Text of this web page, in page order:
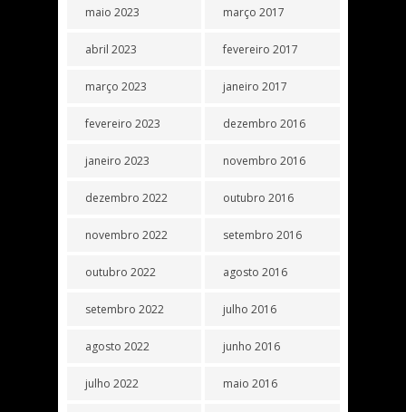
maio 2023
abril 2023
março 2023
fevereiro 2023
janeiro 2023
dezembro 2022
novembro 2022
outubro 2022
setembro 2022
agosto 2022
julho 2022
março 2017
fevereiro 2017
janeiro 2017
dezembro 2016
novembro 2016
outubro 2016
setembro 2016
agosto 2016
julho 2016
junho 2016
maio 2016